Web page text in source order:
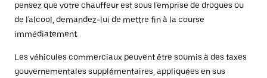
pensez que votre chauffeur est sous l'emprise de drogues ou
de l'alcool, demandez-lui de mettre fin à la course
immédiatement.
Les véhicules commerciaux peuvent être soumis à des taxes
gouvernementales supplémentaires, appliquées en sus